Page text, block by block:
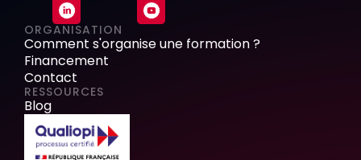
ORGANISATION
Comment s'organise une formation ?
Financement
Contact
RESSOURCES
Blog